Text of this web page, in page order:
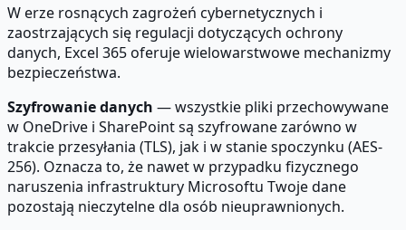
W erze rosnących zagrożeń cybernetycznych i
zaostrzających się regulacji dotyczących ochrony
danych, Excel 365 oferuje wielowarstwowe mechanizmy
bezpieczeństwa.
Szyfrowanie danych — wszystkie pliki przechowywane
w OneDrive i SharePoint są szyfrowane zarówno w
trakcie przesyłania (TLS), jak i w stanie spoczynku (AES-
256). Oznacza to, że nawet w przypadku fizycznego
naruszenia infrastruktury Microsoftu Twoje dane
pozostają nieczytelne dla osób nieuprawnionych.